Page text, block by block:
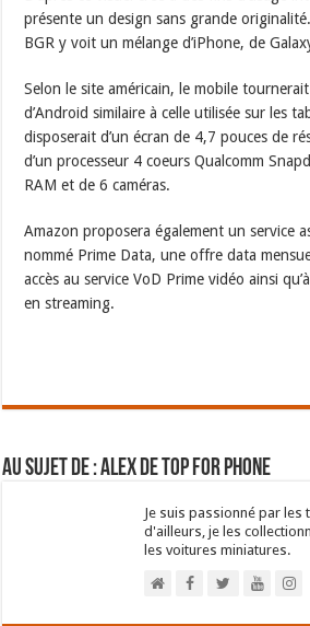
présente un design sans grande originalité.
BGR y voit un mélange d’iPhone, de
Selon le site américain, le mobile
d’Android similaire à celle utilisée sur les
disposerait d’un écran de 4,7 pouces de
d’un processeur 4 coeurs Qualcomm
RAM et de 6 caméras.
Amazon proposera également un service
nommé Prime Data, une offre data
accès au service VoD Prime vidéo ainsi
en streaming.
Au sujet de : Alex de Top For Phone
Je suis passionné par
d'ailleurs, je les
les voitures miniatures.